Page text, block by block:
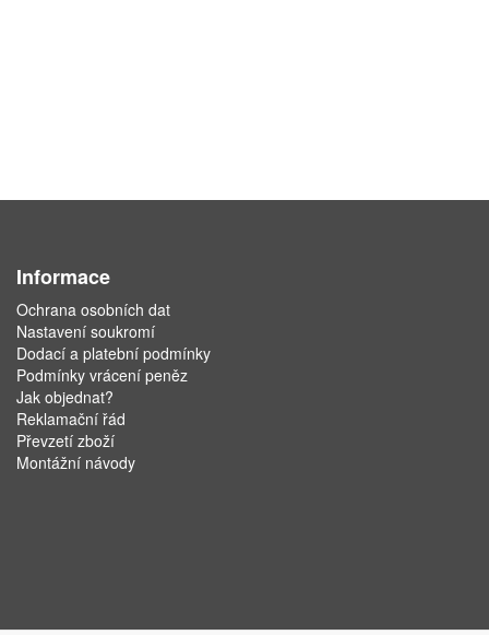
Informace
Ochrana osobních dat
Nastavení soukromí
Dodací a platební podmínky
Podmínky vrácení peněz
Jak objednat?
Reklamační řád
Převzetí zboží
Montážní návody